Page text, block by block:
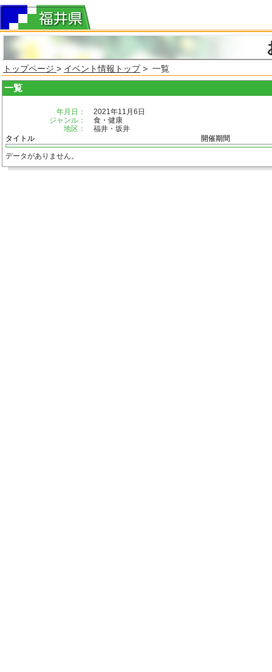
トップページ > イベント情報トップ> 一覧
一覧
年月日：
2021年11月6日
ジャンル：
食・健康
地区：
福井・坂井
タイトル
開催期間
データがありません。